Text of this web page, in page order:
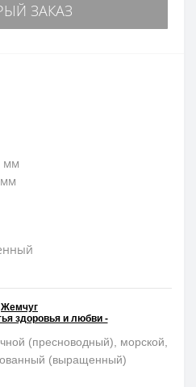
ЗАКАЗ
мм
Жемчуг
здоровья и любви -
(пресноводный), морской,
(выращенный)